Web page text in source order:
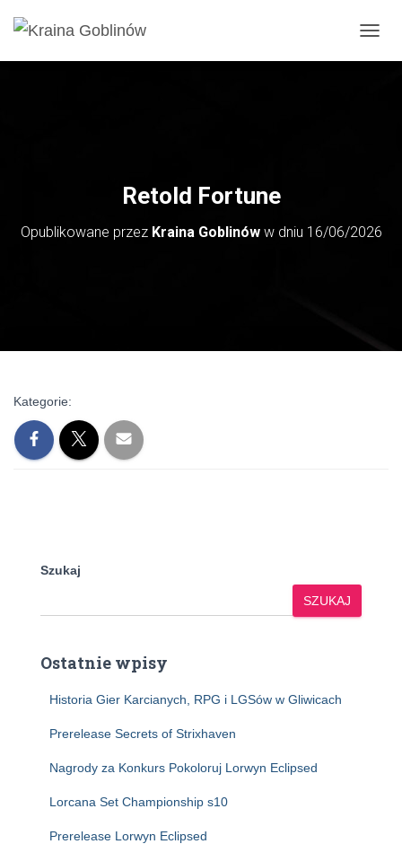
Retold Fortune
Opublikowane przez Kraina Goblinóww dniu 16/06/2026
Kategorie:
Szukaj
SZUKAJ
Ostatnie wpisy
Historia Gier Karcianych, RPG i LGSów w Gliwicach
Prerelease Secrets of Strixhaven
Nagrody za Konkurs Pokoloruj Lorwyn Eclipsed
Lorcana Set Championship s10
Prerelease Lorwyn Eclipsed